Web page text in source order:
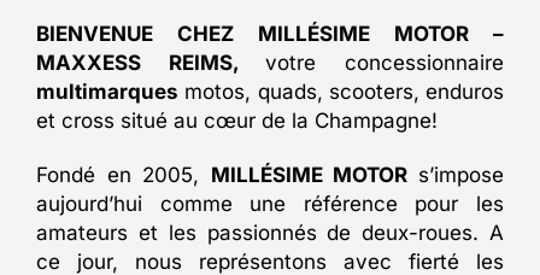
BIENVENUE CHEZ MILLÉSIME MOTOR –
MAXXESS REIMS,votre concessionnaire
multimarques motos, quads, scooters, enduros
et cross situé au cœur de la Champagne!
Fondé en 2005, MILLÉSIME MOTOR s’impose
aujourd’hui comme une référence pour les
amateurs et les passionnés de deux-roues. A
ce jour, nous représentons avec fierté les